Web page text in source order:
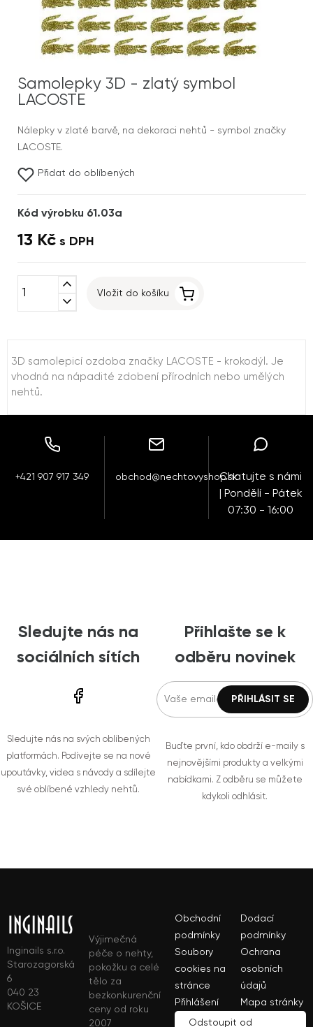
Samolepky 3D - zlatý symbol
LACOSTE
Nálepky v zlaté barvě, na dekoraci nehtů - symbol značky
LACOSTE.
Přidat do oblíbených
Kód výrobku 61.03a
13 Kč s DPH
expand_less
expand_more
Vložit do košíku
3D samolepicí ozdoba značky LACOSTE - krokodýl. Je
vhodná na nápadité zdobení přírodních nebo umělých
nehtů.
+421 907 917 349 obchod@nechtovyshop.skChatujte s námi
| Pondělí - Pátek
07:30 - 16:00
Sledujte nás na
sociálních sítích
Sledujte nás na svých oblíbených
platformách. Podívejte se na nové
upoutávky, videa s návody a sdílejte
své oblíbené vzhledy nehtů.
Přihlašte se k
odběru novinek
Buďte první, kdo obdrží e-maily s
nejnovějšími produkty a velkými
nabídkami. Z odběru se můžete
kdykoli odhlásit.
Inginails s.r.o.
Starozagorská
6
040 23
KOŠICE
Výjimečná
péče o nehty,
pokožku a celé
tělo za
bezkonkurenční
ceny od roku
2007
Obchodní
podmínky
Dodací
podmínky
Soubory
cookies na
stránce
Ochrana
osobních
údajů
Přihlášení
Mapa stránky
Odstoupit od